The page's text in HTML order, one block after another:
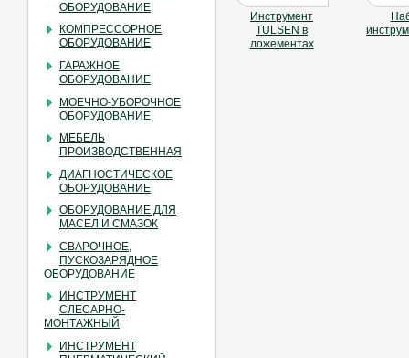
ОБОРУДОВАНИЕ
КОМПРЕССОРНОЕ
ОБОРУДОВАНИЕ
ГАРАЖНОЕ
ОБОРУДОВАНИЕ
МОЕЧНО-УБОРОЧНОЕ
ОБОРУДОВАНИЕ
МЕБЕЛЬ
ПРОИЗВОДСТВЕННАЯ
ДИАГНОСТИЧЕСКОЕ
ОБОРУДОВАНИЕ
ОБОРУДОВАНИЕ ДЛЯ
МАСЕЛ И СМАЗОК
СВАРОЧНОЕ,
ПУСКОЗАРЯДНОЕ
ОБОРУДОВАНИЕ
ИНСТРУМЕНТ
СЛЕСАРНО-
МОНТАЖНЫЙ
ИНСТРУМЕНТ
Инструмент
TULSEN в
ложементах